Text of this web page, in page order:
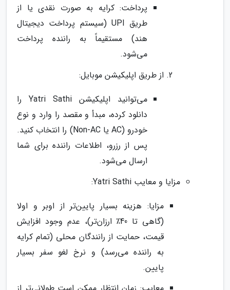
پرداخت: کرایه به صورت نقدی یا از
طریق UPI (سیستم پرداخت دیجیتال
هند) مستقیماً به راننده پرداخت
می‌شود.
از طریق اپلیکیشن موبایل:
می‌توانید اپلیکیشن Yatri Sathi را
دانلود کرده، مبدأ و مقصد را وارد و نوع
خودرو (AC یا Non-AC) را انتخاب کنید.
پس از رزرو، اطلاعات راننده برای شما
ارسال می‌شود.
مزایا و معایب Yatri Sathi:
مزایا: هزینه بسیار پایین‌تر از اوبر و اولا
(گاهی تا 40٪ ارزان‌تر)، عدم وجود افزایش
قیمت، حمایت از رانندگان محلی (تمام کرایه
به راننده می‌رسد) و نرخ لغو سفر بسیار
پایین.